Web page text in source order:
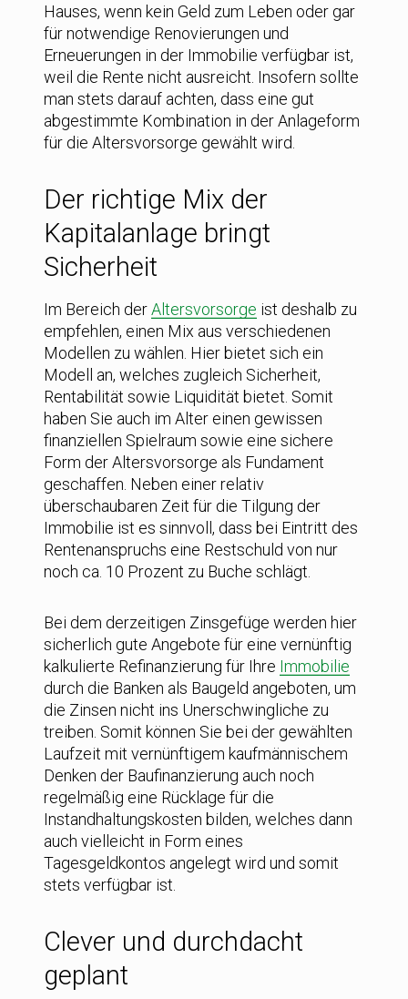
Hauses, wenn kein Geld zum Leben oder gar
für notwendige Renovierungen und
Erneuerungen in der Immobilie verfügbar ist,
weil die Rente nicht ausreicht. Insofern sollte
man stets darauf achten, dass eine gut
abgestimmte Kombination in der Anlageform
für die Altersvorsorge gewählt wird.
Der richtige Mix der
Kapitalanlage bringt
Sicherheit
Im Bereich derAltersvorsorge ist deshalb zu
empfehlen, einen Mix aus verschiedenen
Modellen zu wählen. Hier bietet sich ein
Modell an, welches zugleich Sicherheit,
Rentabilität sowie Liquidität bietet. Somit
haben Sie auch im Alter einen gewissen
finanziellen Spielraum sowie eine sichere
Form der Altersvorsorge als Fundament
geschaffen. Neben einer relativ
überschaubaren Zeit für die Tilgung der
Immobilie ist es sinnvoll, dass bei Eintritt des
Rentenanspruchs eine Restschuld von nur
noch ca. 10 Prozent zu Buche schlägt.
Bei dem derzeitigen Zinsgefüge werden hier
sicherlich gute Angebote für eine vernünftig
kalkulierte Refinanzierung für Ihre Immobilie
durch die Banken als Baugeld angeboten, um
die Zinsen nicht ins Unerschwingliche zu
treiben. Somit können Sie bei der gewählten
Laufzeit mit vernünftigem kaufmännischem
Denken der Baufinanzierung auch noch
regelmäßig eine Rücklage für die
Instandhaltungskosten bilden, welches dann
auch vielleicht in Form eines
Tagesgeldkontos angelegt wird und somit
stets verfügbar ist.
Clever und durchdacht
geplant